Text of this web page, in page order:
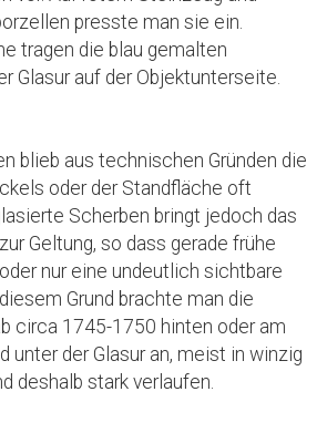
presste man sie ein.
tragen die blau gemalten
Glasur auf der Objektunterseite.
blieb aus technischen Gründen die
oder der Standfläche oft
Scherben bringt jedoch das
Geltung, so dass gerade frühe
nur eine undeutlich sichtbare
Grund brachte man die
circa 1745-1750 hinten oder am
unter der Glasur an, meist in winzig
deshalb stark verlaufen.